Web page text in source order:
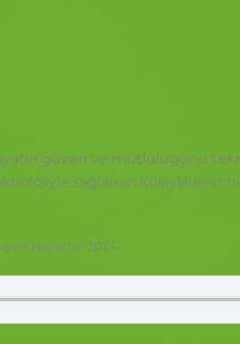
güven ve mutluluğunu
sağlanan kolaylıkların
Hayatlar 2024